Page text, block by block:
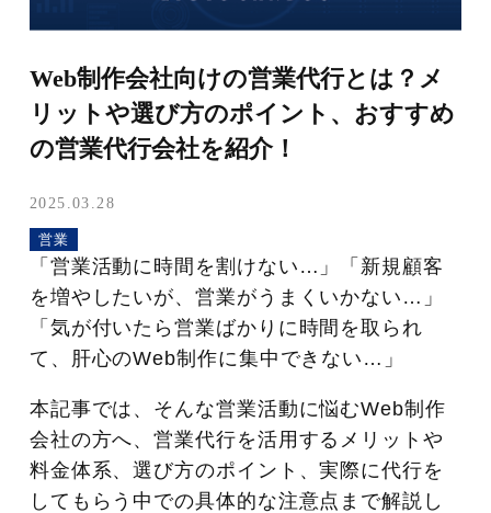
Web制作会社向けの営業代行とは？メ
リットや選び方のポイント、おすすめ
の営業代行会社を紹介！
2025.03.28
営業
「営業活動に時間を割けない…」「新規顧客
を増やしたいが、営業がうまくいかない…」
「気が付いたら営業ばかりに時間を取られ
て、肝心のWeb制作に集中できない…」
本記事では、そんな営業活動に悩むWeb制作
会社の方へ、営業代行を活用するメリットや
料金体系、選び方のポイント、実際に代行を
してもらう中での具体的な注意点まで解説し